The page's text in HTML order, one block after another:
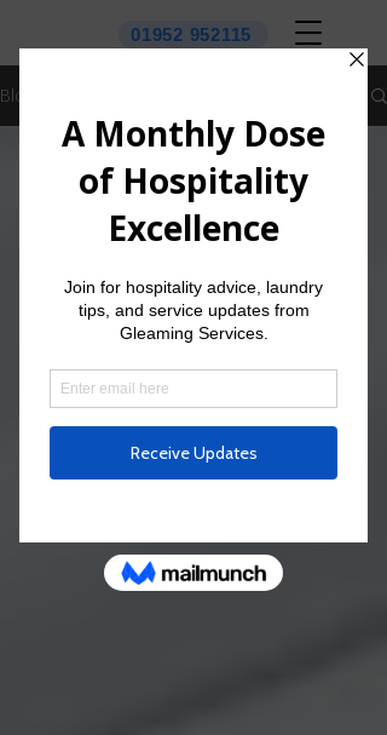
01952 952115
Blog